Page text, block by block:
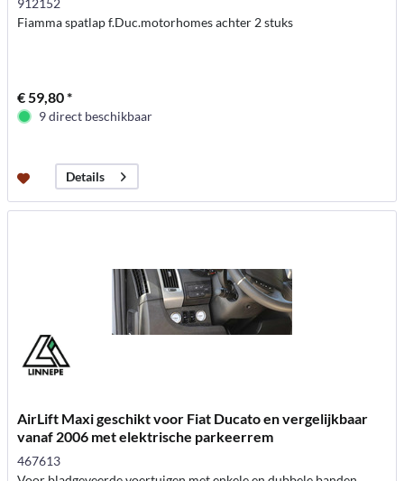
912152
Fiamma spatlap f.Duc.motorhomes achter 2 stuks
€ 59,80 *
9 direct beschikbaar
Details
AirLift Maxi geschikt voor Fiat Ducato en vergelijkbaar
vanaf 2006 met elektrische parkeerrem
467613